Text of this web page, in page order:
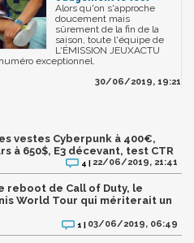
Alors qu'on s'approche
doucement mais
sûrement de la fin de la
saison, toute l'équipe de
L'ÉMISSION JEUXACTU
exceptionnel.
30/06/2019, 19:21
vestes Cyberpunk à 400€,
à 650$, E3 décevant, test CTR
4 | 22/06/2019, 21:41
reboot de Call of Duty, le
World Tour qui mériterait un
1 | 03/06/2019, 06:49